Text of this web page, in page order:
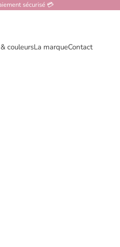
sécurisé 💳
couleursLa marqueContact